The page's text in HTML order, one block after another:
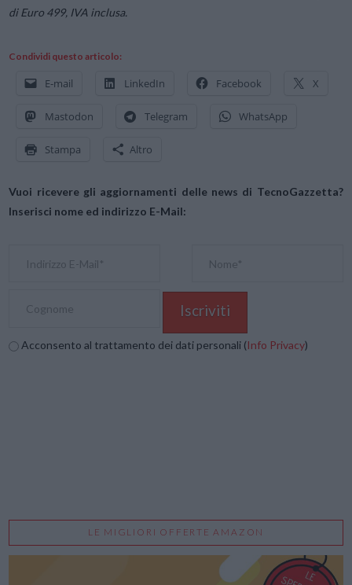
di Euro 499, IVA inclusa.
Condividi questo articolo:
E-mail LinkedIn Facebook X
Mastodon Telegram WhatsApp
Stampa Altro
Vuoi ricevere gli aggiornamenti delle news di TecnoGazzetta?
Inserisci nome ed indirizzo E-Mail:
Acconsento al trattamento dei dati personali (Info Privacy)
LE MIGLIORI OFFERTE AMAZON